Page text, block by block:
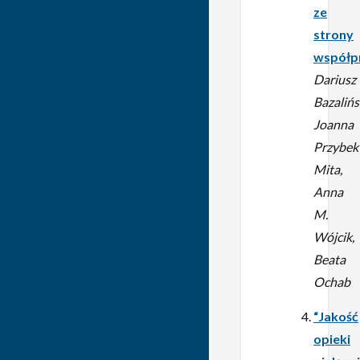
ze
strony
Dariusz
Joanna
Przybek
Mita,
Anna
M.
Wójcik,
Beata
Ochab
“Jakość
opieki